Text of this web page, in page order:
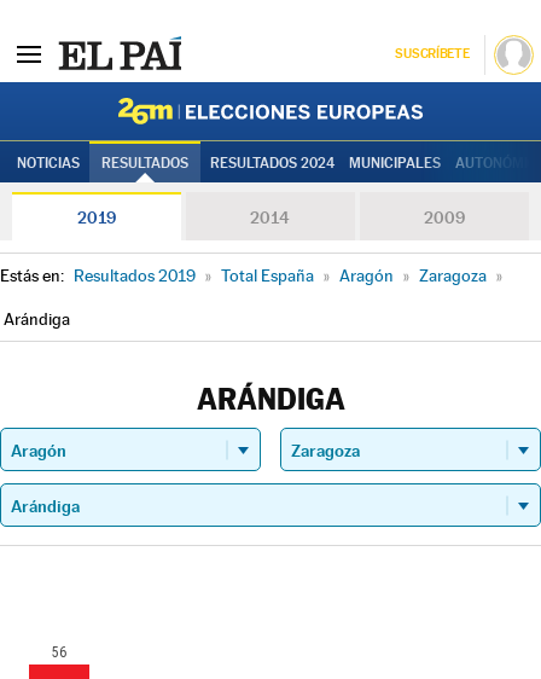
SUSCRÍBETE
NOTICIAS RESULTADOS RESULTADOS 2024 MUNICIPALES
2019 2014 2009
Estás en: Resultados 2019 » Total España » Aragón » Zaragoza »
Arándiga
ARÁNDIGA
56